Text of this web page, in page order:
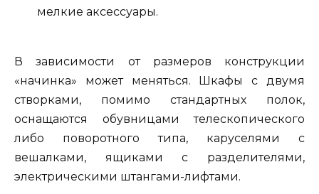
мелкие аксессуары.
В зависимости от размеров конструкции
«начинка» может меняться. Шкафы с двумя
створками, помимо стандартных полок,
оснащаются обувницами телескопического
либо поворотного типа, каруселями с
вешалками, ящиками с разделителями,
электрическими штангами-лифтами.